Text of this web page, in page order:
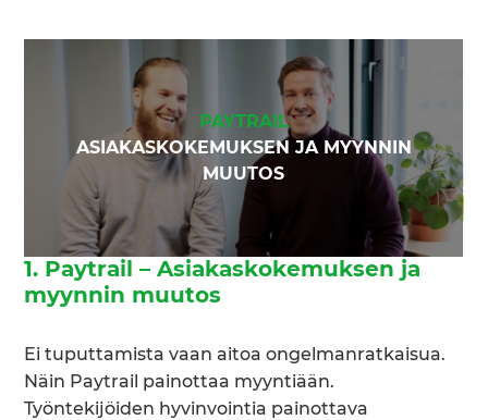
PAYTRAIL
ASIAKASKOKEMUKSEN JA MYYNNIN
MUUTOS
1. Paytrail – Asiakaskokemuksen ja
myynnin muutos
Ei tuputtamista vaan aitoa ongelmanratkaisua.
Näin Paytrail painottaa myyntiään.
Työntekijöiden hyvinvointia painottava